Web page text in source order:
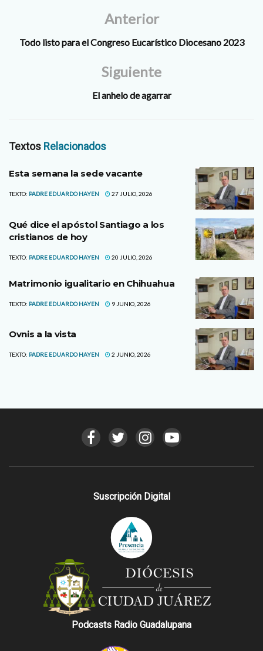
Anterior
Todo listo para el Congreso Eucarístico Diocesano 2023
Siguiente
El anhelo de agarrar
Textos Relacionados
Esta semana la sede vacante
TEXTO: PADRE EDUARDO HAYEN 27 JULIO, 2026
Qué dice el apóstol Santiago a los
cristianos de hoy
TEXTO: PADRE EDUARDO HAYEN 20 JULIO, 2026
Matrimonio igualitario en Chihuahua
TEXTO: PADRE EDUARDO HAYEN 9 JUNIO, 2026
Ovnis a la vista
TEXTO: PADRE EDUARDO HAYEN 2 JUNIO, 2026
Suscripción Digital
Podcasts Radio Guadalupana